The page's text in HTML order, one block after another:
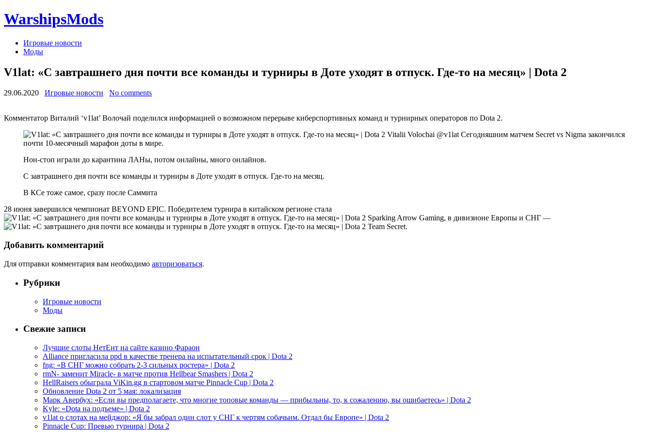
WarshipsMods
Игровые новости
Моды
V1lat: «С завтрашнего дня почти все команды и турниры в Доте уходят в отпуск. Где-то на месяц» | Dota 2
29.06.2020 Игровые новости No comments
Комментатор Виталий ‘v1lat’ Волочай поделился информацией о возможном перерыве киберспортивных команд и турнирных операторов по Dota 2.
Vitalii Volochai @v1lat Сегодняшним матчем Secret vs Nigma закончился
почти 10-месячный марафон доты в мире.
Нон-стоп играли до карантина ЛАНы, потом онлайны, много онлайнов.
С завтрашнего дня почти все команды и турниры в Доте уходят в отпуск. Где-то на месяц.
В КСе тоже самое, сразу после Саммита
28 июня завершился чемпионат BEYOND EPIC. Победителем турнира в китайском регионе стала
Sparking Arrow Gaming, в дивизионе Европы и СНГ —
Team Secret.
Добавить комментарий
Для отправки комментария вам необходимо авторизоваться.
Рубрики
Игровые новости
Моды
Свежие записи
Лучшие слоты НетЕнт на сайте казино Фараон
Alliance пригласила ppd в качестве тренера на испытательный срок | Dota 2
fng: «В СНГ можно собрать 2-3 сильных ростера» | Dota 2
rmN- заменит Miracle- в матче против Hellbear Smashers | Dota 2
HellRaisers обыграла ViKin.gg в стартовом матче Pinnacle Cup | Dota 2
Обновление Dota 2 от 5 мая: локализация
Марк Авербух: «Если вы предполагаете, что многие топовые команды — прибыльны, то, к сожалению, вы ошибаетесь» | Dota 2
Kyle: «Dota на подъеме» | Dota 2
v1lat о слотах на мейджор: «Я бы забрал один слот у СНГ к чертям собачьим. Отдал бы Европе» | Dota 2
Pinnacle Cup: Превью турнира | Dota 2